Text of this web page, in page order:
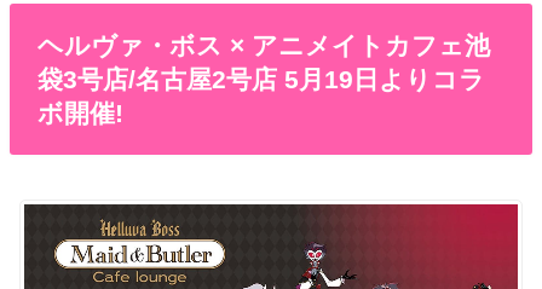
ヘルヴァ・ボス × アニメイトカフェ池
袋3号店/名古屋2号店 5月19日よりコラ
ボ開催!